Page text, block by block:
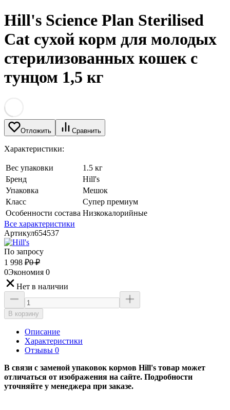
Hill's Science Plan Sterilised
Cat сухой корм для молодых
стерилизованных кошек с
тунцом 1,5 кг
Отложить Сравнить
Характеристики:
Вес упаковки
1.5 кг
Бренд
Hill's
Упаковка
Мешок
Класс
Супер премиум
Особенности состава Низкокалорийные
Все характеристики
Артикул654537
По запросу
1 998 ₽0 ₽
0Экономия 0
Нет в наличии
В корзину
Описание
Характеристики
Отзывы 0
В связи с заменой упаковок кормов Hill's товар может
отличаться от изображения на сайте. Подробности
уточняйте у менеджера при заказе.